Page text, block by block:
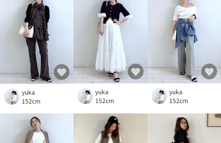
yuka
152cm
yuka
152cm
yuka
152cm